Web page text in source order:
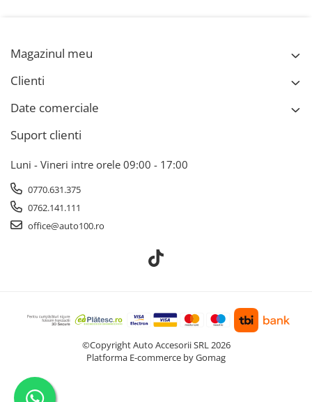
Magazinul meu
Clienti
Date comerciale
Suport clienti
Luni - Vineri intre orele 09:00 - 17:00
0770.631.375
0762.141.111
office@auto100.ro
©Copyright Auto Accesorii SRL 2026
Platforma E-commerce by Gomag